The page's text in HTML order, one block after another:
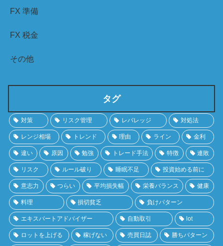
FX 準備
FX 税金
その他
タグ
対策 リスク管理 レバレッジ 対処法
レンジ相場 トレンド 理由 ライン 金利
違い 原因 勉強 トレード手法 特徴 連敗
リスク ルール破り 睡眠不足 投資始める前に
意志力 つらい 平均損失幅 栄養バランス 健康
料理 損切貧乏 負けパターン
エキスパートアドバイザー 自動取引 lot
ロットを上げる 稼げない 売買日誌 勝ちパターン